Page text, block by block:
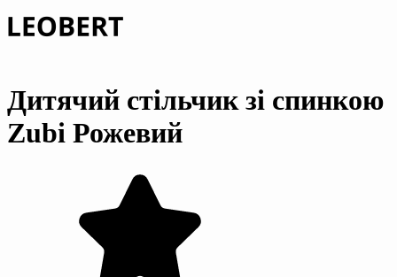
Дитячий стільчик зі спинкою
Zubi Рожевий